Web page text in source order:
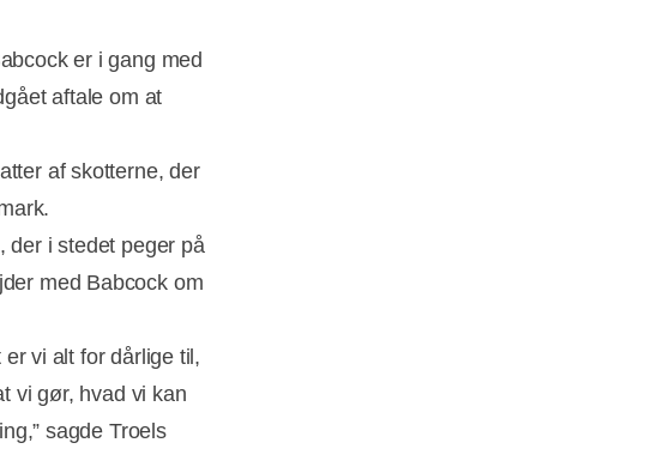
er i gang med
aftale om at
af skotterne, der
der i stedet peger på
med Babcock om
vi alt for dårlige til,
vi gør, hvad vi kan
sagde Troels